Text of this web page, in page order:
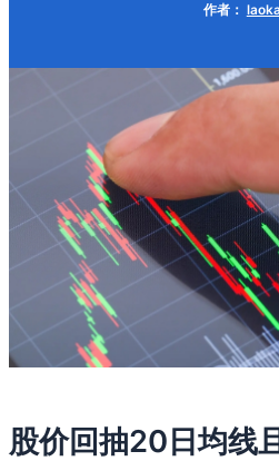
作者：
股价回抽20日均线